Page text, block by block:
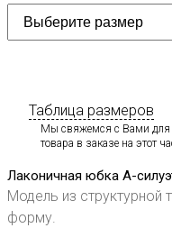
Таблица размеров
Мы свяжемся с Вами для
товара в заказе на этот
Лаконичная юбка А-
Модель из структурной
форму.